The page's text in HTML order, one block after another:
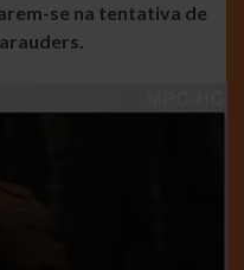
se na tentativa de